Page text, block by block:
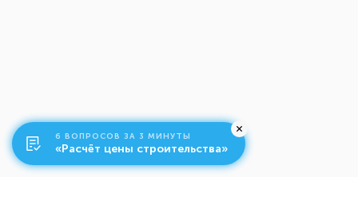
6 ВОПРОСОВ ЗА 3 МИНУТЫ
«Расчёт цены строительства»